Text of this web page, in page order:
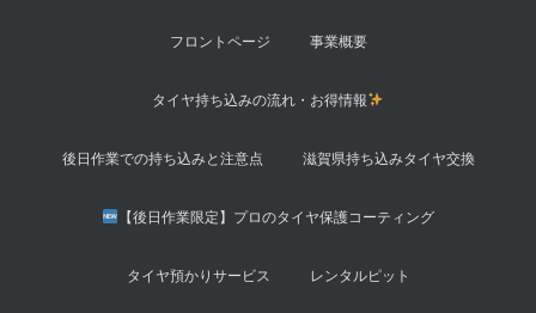
フロントページ 事業概要
タイヤ持ち込みの流れ・お得情報
後日作業での持ち込みと注意点 滋賀県持ち込みタイヤ交換
【後日作業限定】プロのタイヤ保護コーティング
タイヤ預かりサービス レンタルピット